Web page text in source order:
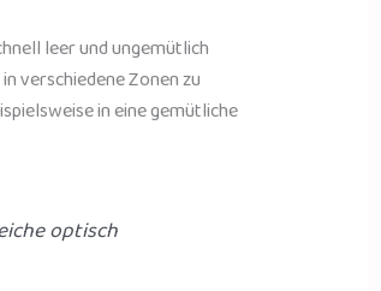
leer und ungemütlich
verschiedene Zonen zu
in eine gemütliche
optisch